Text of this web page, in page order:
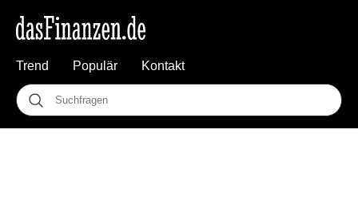
Trend Populär Kontakt